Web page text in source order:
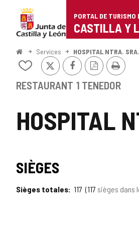
Portal
de
Turismo
Castilla
León
PORTAL DE TURISMO
CASTILLA Y
<
Accueil
Services HOSPITAL NTRA.
HOSPITAL
Ajouter/retirer
contenu
X FacebookVersion
PDF
RESTAURANT 1 TENEDOR
SIÈGES
Sièges totales 117 117 sièges dans